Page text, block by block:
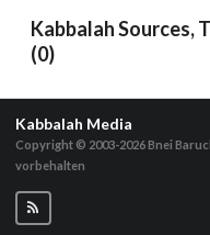
Kabbalah Sources,
(0)
Kabbalah Media
Copyright © 2003-2026Bnei
vorbehalten